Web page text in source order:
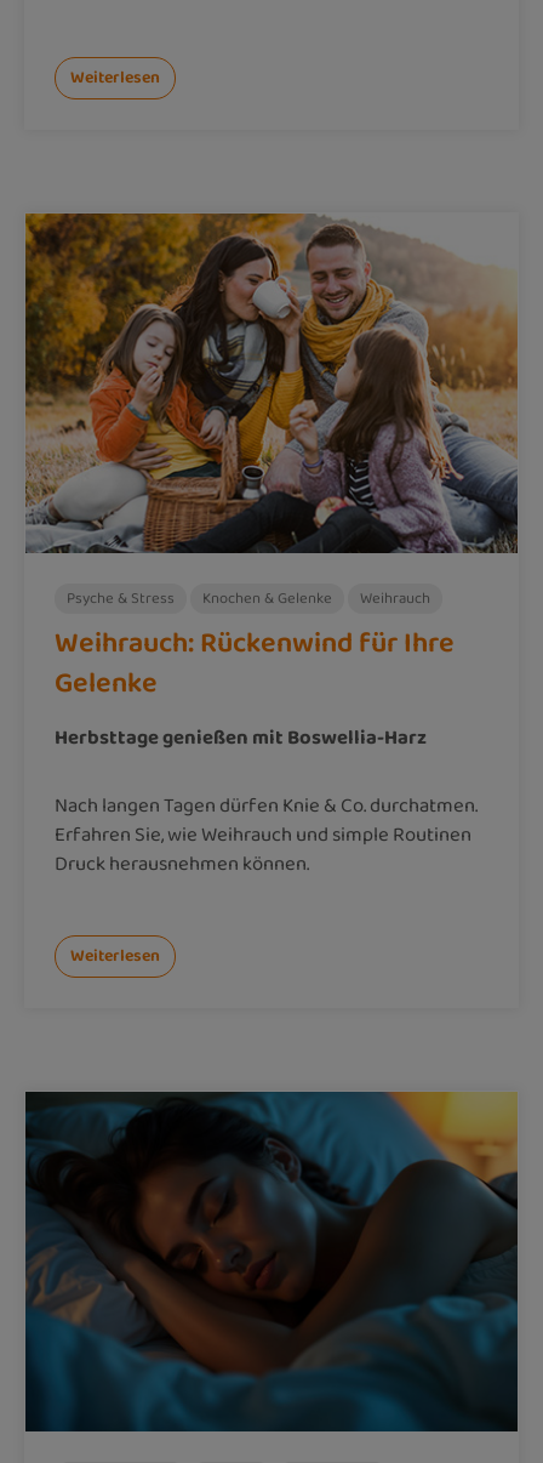
Weiterlesen
Psyche & Stress Knochen & Gelenke Weihrauch
Weihrauch: Rückenwind für Ihre
Gelenke
Herbsttage genießen mit Boswellia-Harz
Nach langen Tagen dürfen Knie & Co. durchatmen.
Erfahren Sie, wie Weihrauch und simple Routinen
Druck herausnehmen können.
Weiterlesen